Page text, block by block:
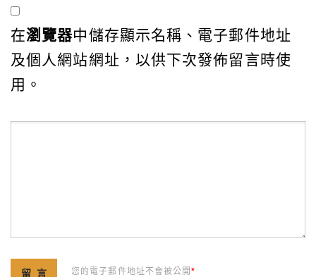
在瀏覽器中儲存顯示名稱、電子郵件地址
及個人網站網址，以供下次發佈留言時使
用。
您的電子郵件地址不會被公開*